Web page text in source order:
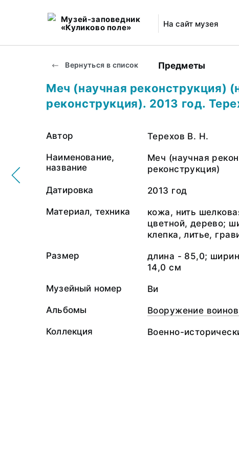
Музей-заповедник
«Куликово поле»
На сайт музея
Вернуться в список Предметы
Меч (научная реконструкция)
реконструкция). 2013 год.
Автор Терехов В. Н.
Наименование,
название
Меч (научная
реконструкция)
Датировка 2013 год
Материал, техника
кожа, нить
цветной, дерево;
клепка, литье,
Размер
длина - 85,0;
14,0 см
Музейный номер Ви
Альбомы Вооружение
Коллекция Военно-